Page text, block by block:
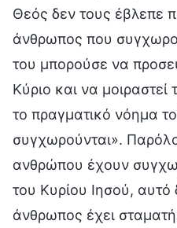
Θεός δεν τους έβλεπε
άνθρωπος που
του μπορούσε να
Κύριο και να
το πραγματικό νόημα
συγχωρούνται».
ανθρώπου έχουν
του Κυρίου Ιησού, αυτό
άνθρωπος έχει